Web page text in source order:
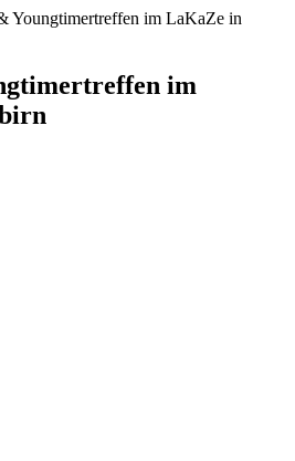
Youngtimertreffen im LaKaZe in
im